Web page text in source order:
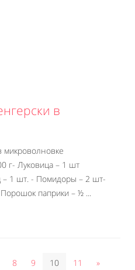
в
микроволновке
г- Луковица – 1 шт
– 1 шт. - Помидоры – 2 шт-
паприки – ½ ...
8 9 10 11 »